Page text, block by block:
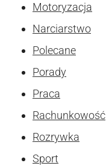
Motoryzacja
Narciarstwo
Polecane
Porady
Praca
Rachunkowość
Rozrywka
Sport